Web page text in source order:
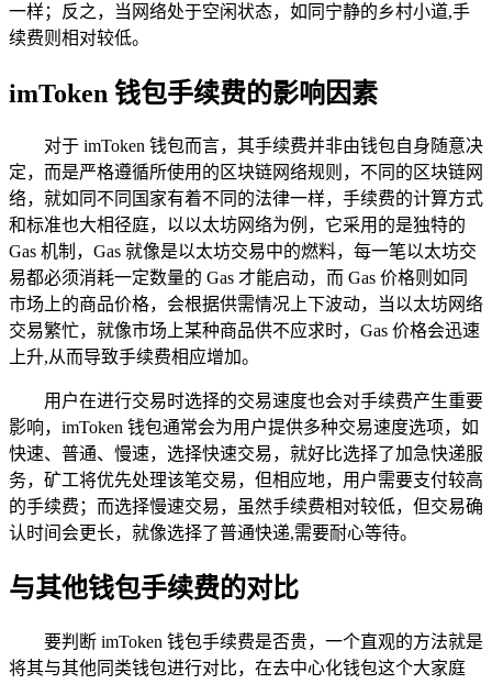
一样；反之，当网络处于空闲状态，如同宁静的乡村小道,手
续费则相对较低。
imToken 钱包手续费的影响因素
对于 imToken 钱包而言，其手续费并非由钱包自身随意决
定，而是严格遵循所使用的区块链网络规则，不同的区块链网
络，就如同不同国家有着不同的法律一样，手续费的计算方式
和标准也大相径庭，以以太坊网络为例，它采用的是独特的
Gas 机制，Gas 就像是以太坊交易中的燃料，每一笔以太坊交
易都必须消耗一定数量的 Gas 才能启动，而 Gas 价格则如同
市场上的商品价格，会根据供需情况上下波动，当以太坊网络
交易繁忙，就像市场上某种商品供不应求时，Gas 价格会迅速
上升,从而导致手续费相应增加。
用户在进行交易时选择的交易速度也会对手续费产生重要
影响，imToken 钱包通常会为用户提供多种交易速度选项，如
快速、普通、慢速，选择快速交易，就好比选择了加急快递服
务，矿工将优先处理该笔交易，但相应地，用户需要支付较高
的手续费；而选择慢速交易，虽然手续费相对较低，但交易确
认时间会更长，就像选择了普通快递,需要耐心等待。
与其他钱包手续费的对比
要判断 imToken 钱包手续费是否贵，一个直观的方法就是
将其与其他同类钱包进行对比，在去中心化钱包这个大家庭